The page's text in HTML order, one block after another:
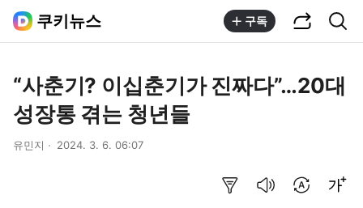
쿠키뉴스 구독
“사춘기? 이십춘기가 진짜다”…20대
성장통 겪는 청년들
유민지 2024. 3. 6. 06:07